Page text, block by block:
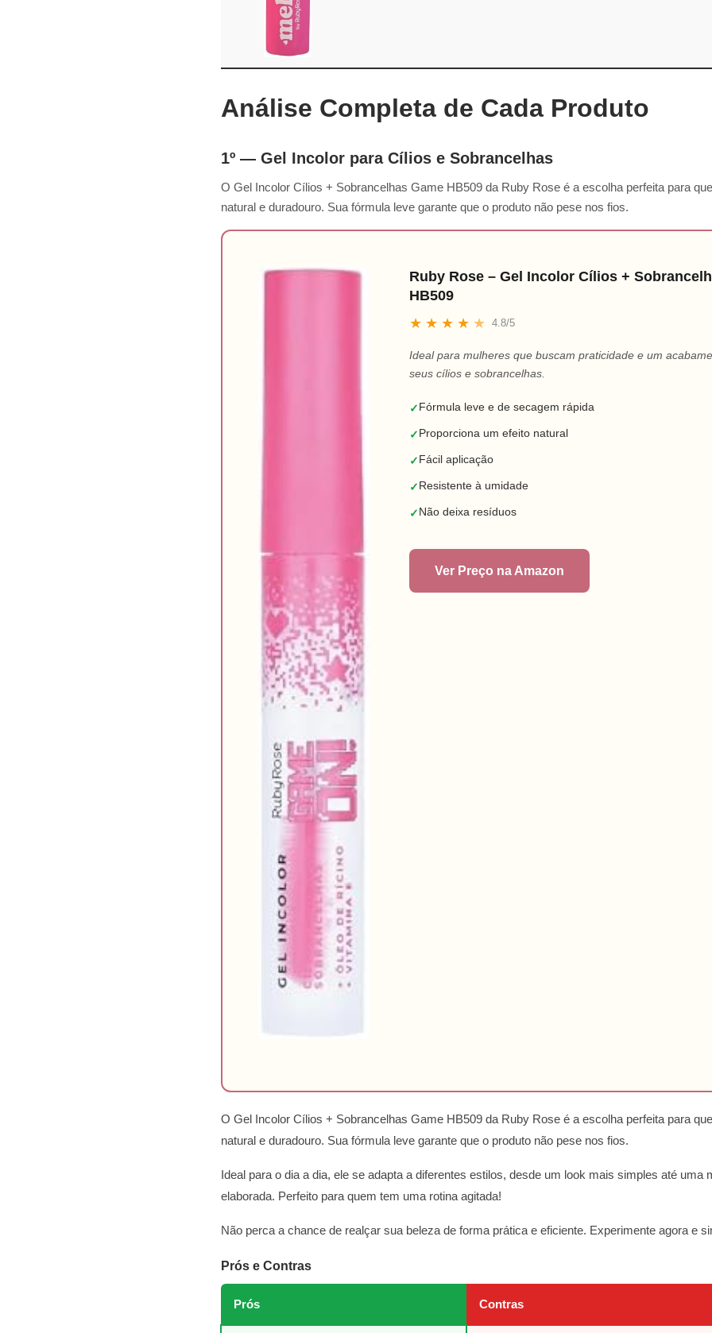
Análise Completa de Cada Produto
1º — Gel Incolor para Cílios e Sobrancelhas
O Gel Incolor Cílios + Sobrancelhas Game HB509 da Ruby Rose é a escolha perfeita para
natural e duradouro. Sua fórmula leve garante que o produto não pese nos fios.
Ruby Rose – Gel Incolor Cílios +
HB509
★ ★ ★ ★ ★ 4.8/5
Ideal para mulheres que buscam praticidade e um
seus cílios e sobrancelhas.
✓Fórmula leve e de secagem rápida
✓Proporciona um efeito natural
✓Fácil aplicação
✓Resistente à umidade
✓Não deixa resíduos
Ver Preço na Amazon
O Gel Incolor Cílios + Sobrancelhas Game HB509 da Ruby Rose é a escolha perfeita para
natural e duradouro. Sua fórmula leve garante que o produto não pese nos fios.
Ideal para o dia a dia, ele se adapta a diferentes estilos, desde um look mais simples até uma
elaborada. Perfeito para quem tem uma rotina agitada!
Não perca a chance de realçar sua beleza de forma prática e eficiente. Experimente agora e
Prós e Contras
Prós Contras